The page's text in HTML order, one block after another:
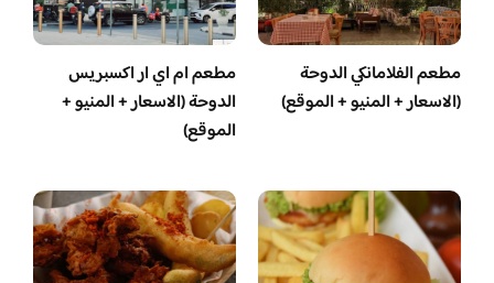
مطعم الفلامانكي الدوحة
(الاسعار + المنيو + الموقع)
مطعم ام اي ار اكسبريس
الدوحة (الاسعار + المنيو +
الموقع)